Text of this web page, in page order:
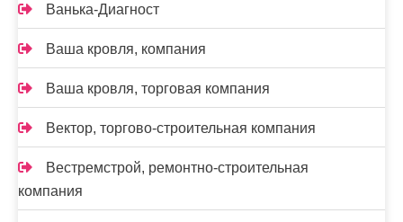
Ванька-Диагност
Ваша кровля, компания
Ваша кровля, торговая компания
Вектор, торгово-строительная компания
Вестремстрой, ремонтно-строительная
компания